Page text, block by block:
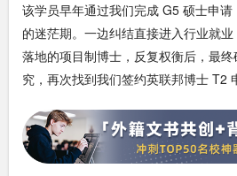
该学员早年通过我们完成 G5 硕士申
的迷茫期。一边纠结直接进入行业就
落地的项目制博士，反复权衡后，最
究，再次找到我们签约英联邦博士 T2